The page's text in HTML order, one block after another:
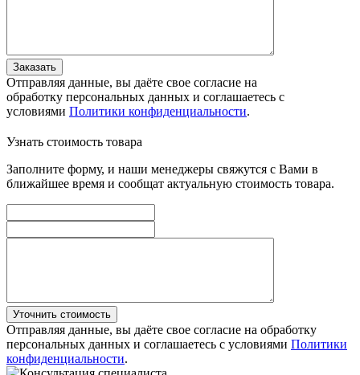
Заказать
Отправляя данные, вы даёте свое согласие на
обработку персональных данных и соглашаетесь с
условиями Политики конфиденциальности.
Узнать стоимость товара
Заполните форму, и наши менеджеры свяжутся с Вами в
ближайшее время и сообщат актуальную стоимость товара.
Уточнить стоимость
Отправляя данные, вы даёте свое согласие на обработку
персональных данных и соглашаетесь с условиями Политики
конфиденциальности.